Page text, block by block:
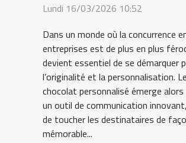
Lundi 16/03/2026 10:52
Dans un monde où la concurrence
entreprises est de plus en plus
devient essentiel de se démarquer
l’originalité et la personnalisation. Le
chocolat personnalisé émerge
un outil de communication
de toucher les destinataires de
mémorable...